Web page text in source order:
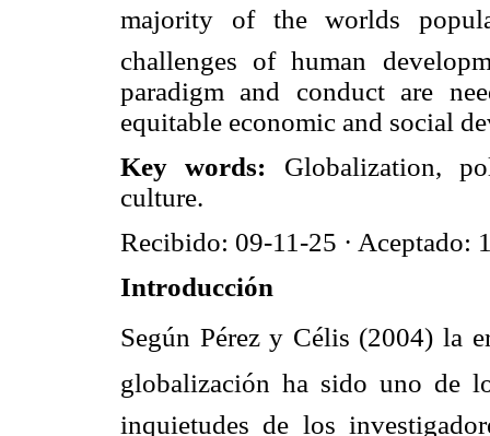
majority of the worlds
challenges of human
paradigm and conduct are
equitable economic and social
Key words: Globalization,
culture.
Recibido: 09-11-25 · Aceptado:
Introducción
Según Pérez y Célis (2004) la
globalización ha sido uno de
inquietudes de los